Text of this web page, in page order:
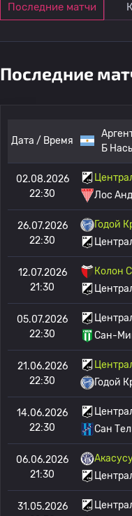
Последние матчи
Последние
Дата / Время
Б
02.08.2026
22:30
Лос
26.07.2026
22:30
Годой
12.07.2026
21:30
Колон
05.07.2026
22:30
Сан-
21.06.2026
22:30
Годой
14.06.2026
22:30
Сан
06.06.2026
21:30
31.05.2026